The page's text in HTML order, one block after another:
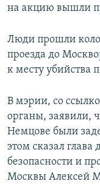
на акцию вышли
Люди прошли
проезда до
к месту убийства
В мэрии, со
органы, заявили,
Немцове были
этом сказал
безопасности и
Москвы Алексей